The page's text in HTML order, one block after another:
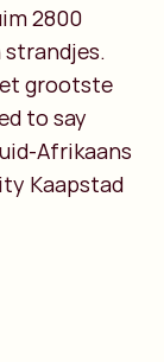
2800
strandjes.
grootste
to say
Afrikaans
Kaapstad